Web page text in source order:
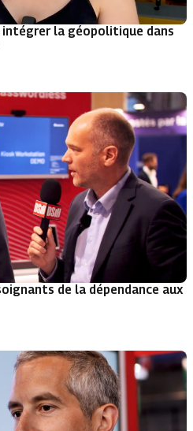
intégrer la géopolitique dans
de la dépendance aux